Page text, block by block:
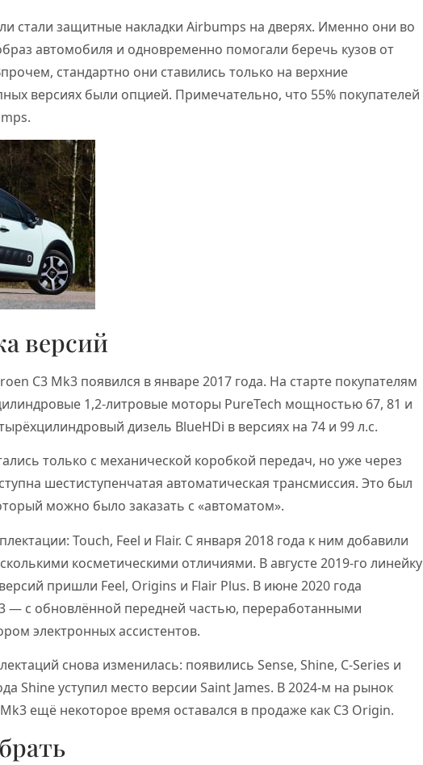
стали защитные накладки Airbumps на дверях. Именно они во
автомобиля и одновременно помогали беречь кузов от
стандартно они ставились только на верхние
версиях были опцией. Примечательно, что 55% покупателей
версий
C3 Mk3 появился в январе 2017 года. На старте покупателям
1,2-литровые моторы PureTech мощностью 67, 81 и
дизель BlueHDi в версиях на 74 и 99 л.с.
только с механической коробкой передач, но уже через
шестиступенчатая автоматическая трансмиссия. Это был
можно было заказать с «автоматом».
Touch, Feel и Flair. С января 2018 года к ним добавили
косметическими отличиями. В августе 2019-го линейку
пришли Feel, Origins и Flair Plus. В июне 2020 года
— с обновлённой передней частью, переработанными
электронных ассистентов.
снова изменилась: появились Sense, Shine, C-Series и
Shine уступил место версии Saint James. В 2024-м на рынок
ещё некоторое время оставался в продаже как C3 Origin.